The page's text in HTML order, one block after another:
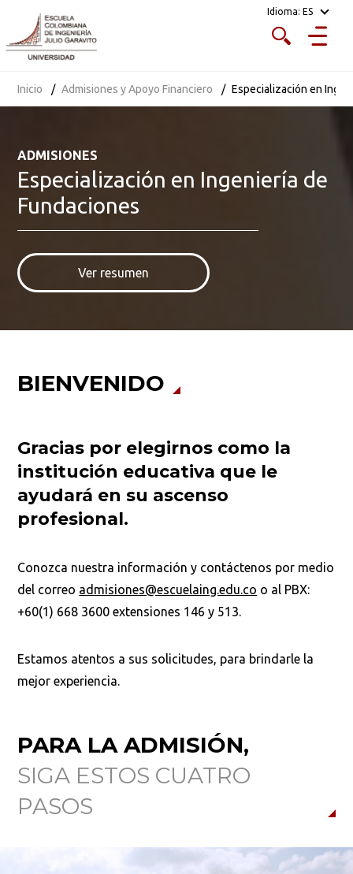
Idioma: ES
Inicio Admisiones y Apoyo Financiero Especialización en
ADMISIONES
Especialización en Ingeniería de
Fundaciones
Ver resumen
BIENVENIDO
Gracias por elegirnos como la
institución educativa que le
ayudará en su ascenso
profesional.
Conozca nuestra información y contáctenos por medio
del correo admisiones@escuelaing.edu.co o al PBX:
+60(1) 668 3600 extensiones 146 y 513.
Estamos atentos a sus solicitudes, para brindarle la
mejor experiencia.
PARA LA ADMISIÓN,
SIGA ESTOS CUATRO
PASOS
Estado de admisión
costo fijo
Costo
$ 1.231.000 por crédito académico para 2026.